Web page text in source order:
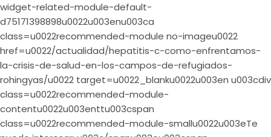
widget-related-module-default-
d75171398898u0022u003enu003ca
class=u0022recommended-module no-imageu0022
href=u0022/actualidad/hepatitis-c-como-enfrentamos-
la-crisis-de-salud-en-los-campos-de-refugiados-
rohingyas/u0022 target=u0022_blanku0022u003en u003cdiv
class=u0022recommended-module-
contentu0022u003enttu003cspan
class=u0022recommended-module-smallu0022u003eTe